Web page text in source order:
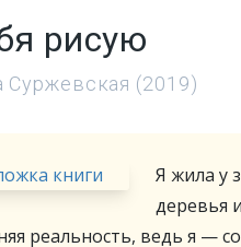
рисую
Суржевская (2019)
Я жила у
деревья
реальность, ведь я —